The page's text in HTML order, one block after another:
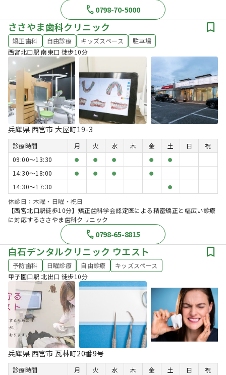
0798-70-5000
ささやま歯科クリニック
矯正歯科 自由診療 キッズスペース
駐車場
西宮北口駅 南東口 徒歩10分
兵庫県 西宮市 大屋町19-3
診療時間 月 火 水 木 金 土 日
祝
09:00〜13:30
● ● ● ● ●
14:30〜18:00 ● ● ● ●
14:30〜17:30 ●
休診日：木曜・日曜・祝日
【西宮北口駅徒歩10分】矯正歯科学会認定医による精密矯正と幅広い診療
に対応するささやま歯科クリニック
0798-65-8815
白石デンタルクリニック ウエスト
予防歯科 日曜診療 自由診療
キッズスペース
甲子園口駅 北出口 徒歩10分
兵庫県 西宮市 瓦林町20番9号
診療時間 月 火 水 木 金 土 日
祝